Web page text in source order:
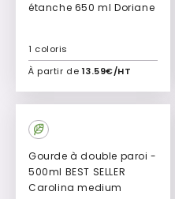
étanche 650 ml Doriane
À partir de 13.59€/HT
1 coloris
Ajouter à mon devis
Gourde à double paroi -
500ml BEST SELLER
Carolina medium